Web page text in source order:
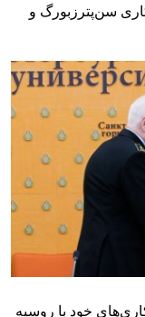
سن‌پترزبورگ و
خود با روسیه